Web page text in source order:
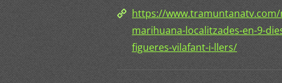
https://
marihuana-localitzades-en-9-
figueres-vilafant-i-llers/